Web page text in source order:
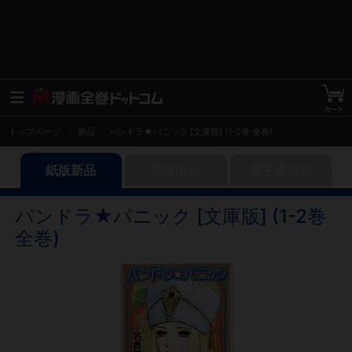
トップページ パンドラ★パニック [文庫版] (1-2巻 全巻)
紙版新品
パンドラ★パニック [文庫版] (1-2巻
全巻)